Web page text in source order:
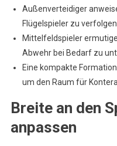
Außenverteidiger
Flügelspieler zu verfolgen.
Mittelfeldspieler
Abwehr bei Bedarf zu
Eine kompakte
um den Raum für
Breite an den
anpassen